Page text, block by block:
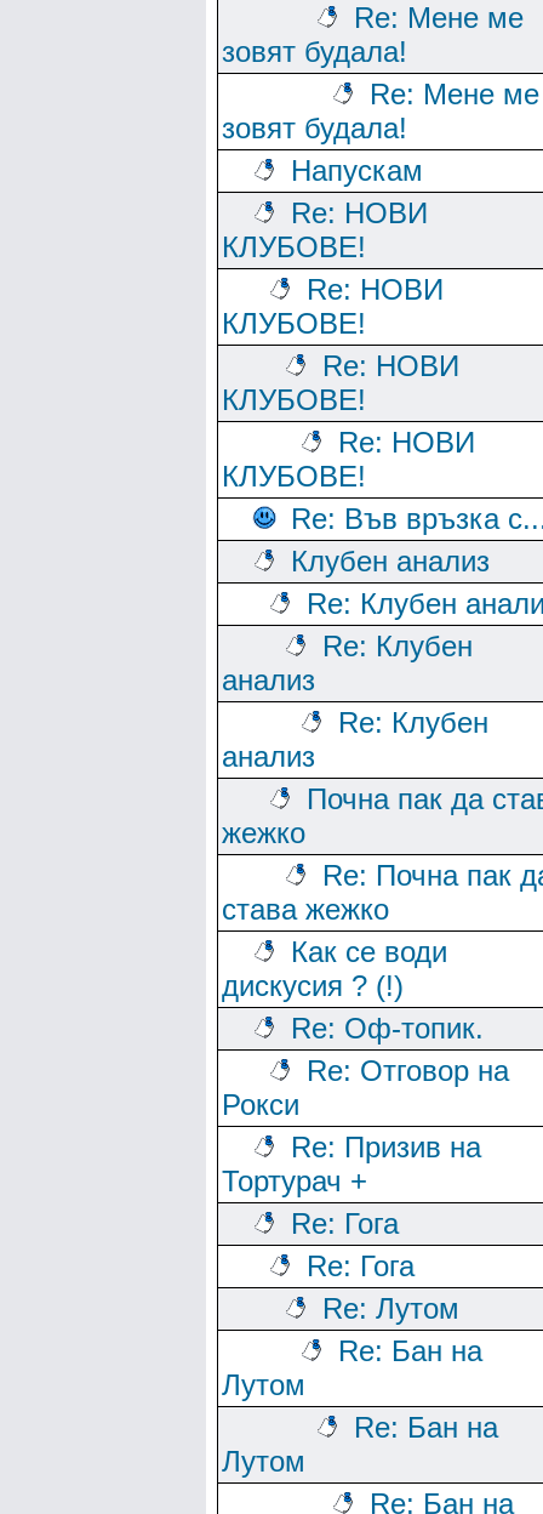
Re: Мене ме
зовят будала!
Re: Мене ме
зовят будала!
Напускам
Re: НОВИ
КЛУБОВЕ!
Re: НОВИ
КЛУБОВЕ!
Re: НОВИ
КЛУБОВЕ!
Re: НОВИ
КЛУБОВЕ!
Re: Във връзка
Клубен анализ
Re: Клубен
Re: Клубен
анализ
Re: Клубен
анализ
Почна пак да
жежко
Re: Почна пак
става жежко
Как се води
дискусия ? (!)
Re: Оф-топик.
Re: Отговор на
Рокси
Re: Призив на
Тортурач +
Re: Гога
Re: Гога
Re: Лутом
Re: Бан на
Лутом
Re: Бан на
Лутом
Re: Бан на